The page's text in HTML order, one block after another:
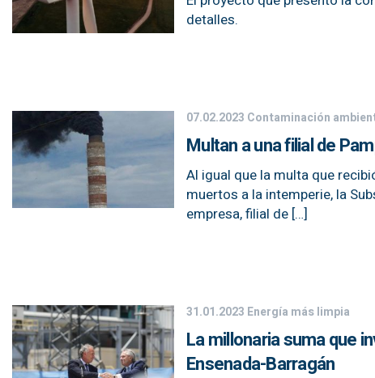
detalles.
07.02.2023 Contaminación
Multan a una filial de
Al igual que la multa que
muertos a la intemperie, la
empresa, filial de […]
31.01.2023 Energía más limpia
La millonaria suma que
Ensenada-Barragán